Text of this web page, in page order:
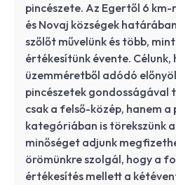
pincészete. Az Egertől 6
és Novaj községek
szőlőt művelünk és több,
értékesítünk évente. Célunk,
üzemméretből adódó
pincészetek gondosságával
csak a felső-közép, hanem a
kategóriában is törekszünk
minőséget adjunk
örömünkre szolgál, hogy a
értékesítés mellett a